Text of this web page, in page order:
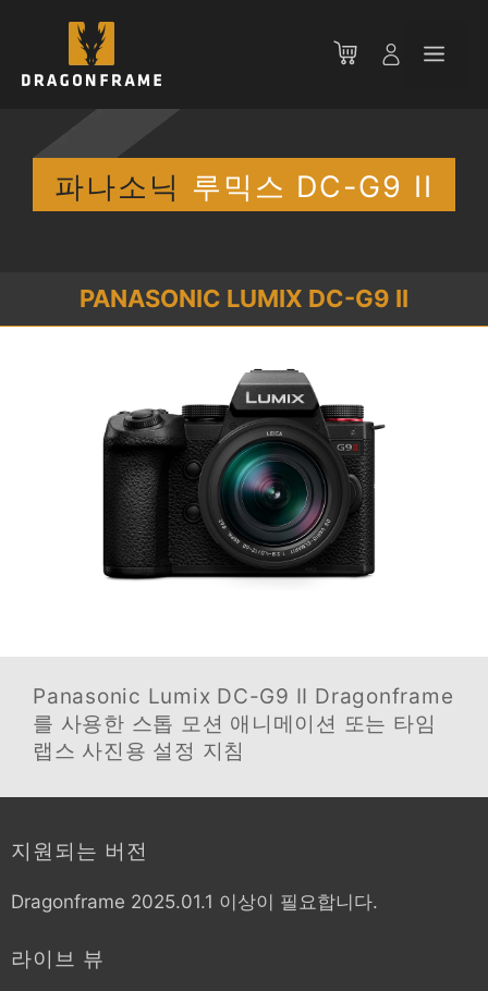
메
파나소닉 루믹스 DC-G9 II
PANASONIC LUMIX DC-G9 II
Panasonic Lumix DC-G9 II Dragonframe
를 사용한 스톱 모션 애니메이션 또는 타임
랩스 사진용 설정 지침
지원되는 버전
Dragonframe 2025.01.1 이상이 필요합니다.
라이브 뷰